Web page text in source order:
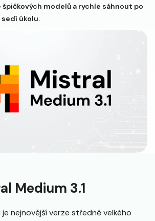
modelů a rychle sáhnout po
úkolu.
Medium 3.1
je nejnovější verze středně velkého